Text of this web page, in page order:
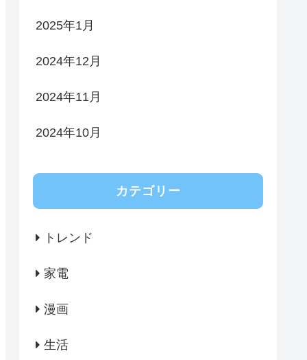
2025年1月
2024年12月
2024年11月
2024年10月
カテゴリー
トレンド
家電
漫画
生活